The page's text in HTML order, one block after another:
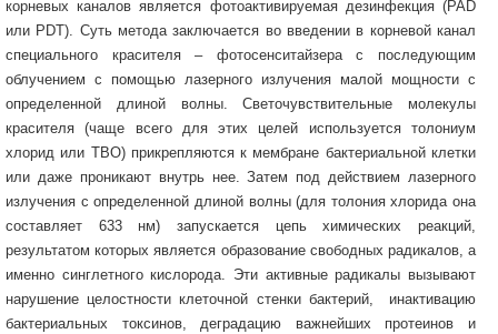
корневых каналов является фотоактивируемая дезинфекция (PAD
или PDT). Суть метода заключается во введении в корневой канал
специального красителя – фотосенситайзера с последующим
облучением с помощью лазерного излучения малой мощности с
определенной длиной волны. Светочувствительные молекулы
красителя (чаще всего для этих целей используется толониум
хлорид или TBO) прикрепляются к мембране бактериальной клетки
или даже проникают внутрь нее. Затем под действием лазерного
излучения с определенной длиной волны (для толония хлорида она
составляет 633 нм) запускается цепь химических реакций,
результатом которых является образование свободных радикалов, а
именно синглетного кислорода. Эти активные радикалы вызывают
нарушение целостности клеточной стенки бактерий, инактивацию
бактериальных токсинов, деградацию важнейших протеинов и